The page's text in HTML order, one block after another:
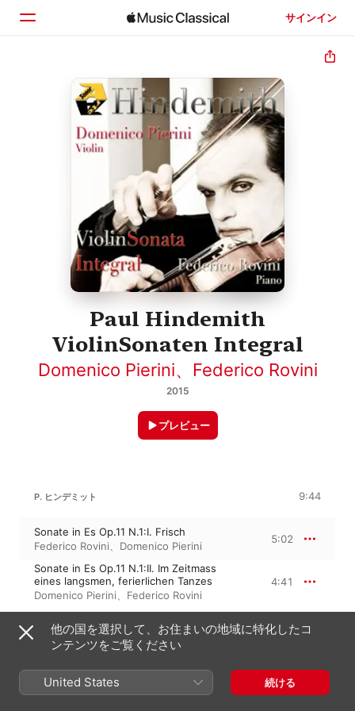
サインイン
ホーム
見つける
検索
Paul Hindemith
ViolinSonaten Integral
Domenico Pierini、 Federico Rovini
2015
プレビュー
P. ヒンデミット 9:44
Sonate in Es Op.11 N.1:I. Frisch
Federico Rovini、 Domenico Pierini
5:02
Sonate in Es Op.11 N.1:II. Im Zeitmass
eines langsmen, ferierlichen Tanzes
Domenico Pierini、 Federico Rovini
4:41
パウル・ヒンデミット
ハープ・ソナタ
Sonate in C (1939):I. Lebhaft
Domenico Pierini、 Federico Rovini
2:15
他の国を選択して、お住まいの地域に特化したコ
ンテンツをご覧ください
United States 続ける